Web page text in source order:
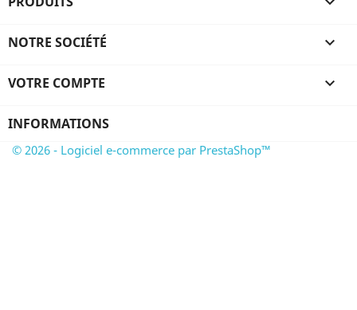
NOTRE SOCIÉTÉ 
VOTRE COMPTE 
INFORMATIONS
© 2026 - Logiciel e-commerce par PrestaShop™